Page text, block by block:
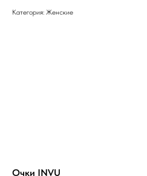
Категория: Женские
Очки INVU